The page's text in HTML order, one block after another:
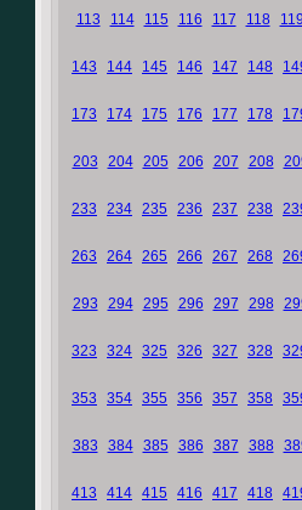
113 114 115 116 117 118 119
143 144 145 146 147 148
173 174 175 176 177 178
203 204 205 206 207 208
233 234 235 236 237 238
263 264 265 266 267 268
293 294 295 296 297 298
323 324 325 326 327 328
353 354 355 356 357 358
383 384 385 386 387 388
413 414 415 416 417 418